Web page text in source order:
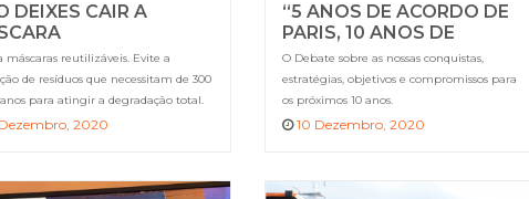
DEIXES CAIR A
máscaras reutilizáveis. Evite a
de resíduos que necessitam de 300
para atingir a degradação total.
2020
“5 ANOS DE ACORDO DE
PARIS, 10 ANOS DE
COMPROMISSO”
O Debate sobre as nossas conquistas,
estratégias, objetivos e compromissos para
os próximos 10 anos.
10 Dezembro, 2020